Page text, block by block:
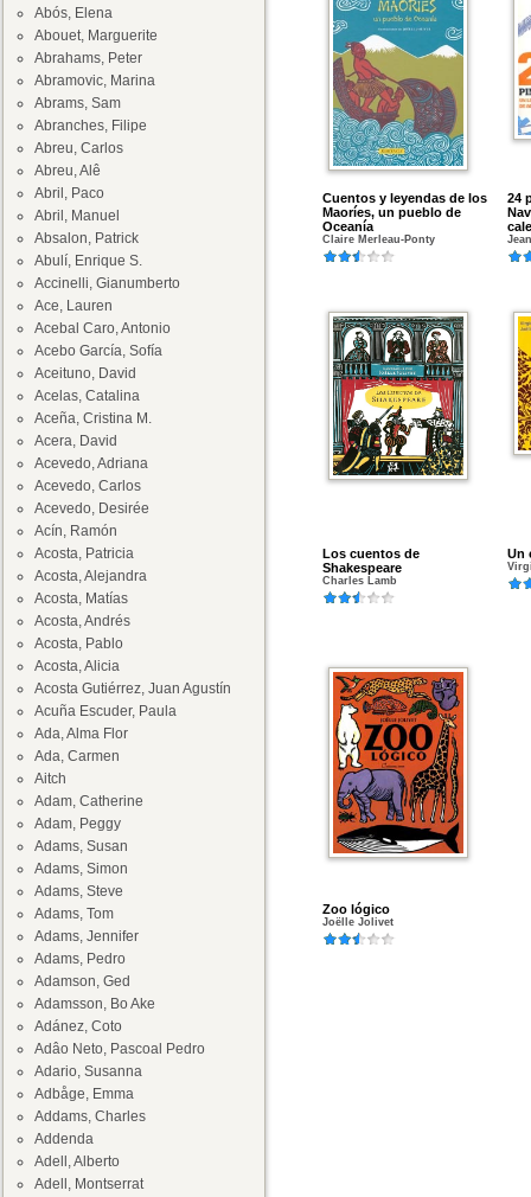
Abós, Elena
Abouet, Marguerite
Abrahams, Peter
Abramovic, Marina
Abrams, Sam
Abranches, Filipe
Abreu, Carlos
Abreu, Alê
Abril, Paco
Abril, Manuel
Absalon, Patrick
Abulí, Enrique S.
Accinelli, Gianumberto
Ace, Lauren
Acebal Caro, Antonio
Acebo García, Sofía
Aceituno, David
Acelas, Catalina
Aceña, Cristina M.
Acera, David
Acevedo, Adriana
Acevedo, Carlos
Acevedo, Desirée
Acín, Ramón
Acosta, Patricia
Acosta, Alejandra
Acosta, Matías
Acosta, Andrés
Acosta, Pablo
Acosta, Alicia
Acosta Gutiérrez, Juan Agustín
Acuña Escuder, Paula
Ada, Alma Flor
Ada, Carmen
Aitch
Adam, Catherine
Adam, Peggy
Adams, Susan
Adams, Simon
Adams, Steve
Adams, Tom
Adams, Jennifer
Adams, Pedro
Adamson, Ged
Adamsson, Bo Ake
Adánez, Coto
Adâo Neto, Pascoal Pedro
Adario, Susanna
Adbåge, Emma
Addams, Charles
Addenda
Adell, Alberto
Adell, Montserrat
Cuentos y leyendas de los
Maoríes, un pueblo de
Oceanía
Claire Merleau-Ponty
24
Los cuentos de
Shakespeare
Charles Lamb
Un
Zoo lógico
Joëlle Jolivet